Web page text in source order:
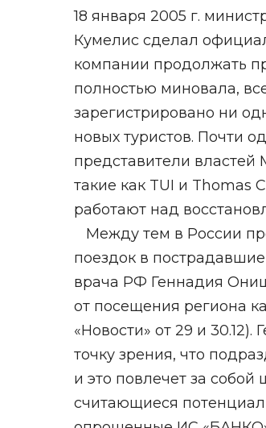
18 января 2005 г.
Кумелис сделал
компании продолжать
полностью миновала,
зарегистрировано ни
новых туристов. Почти
представители
такие как TUI и Thomas
работают над
Между тем в России
поездок в
врача РФ Геннадия
от посещения региона
«Новости» от 29 и
точку зрения, что
и это повлечет за
считающиеся